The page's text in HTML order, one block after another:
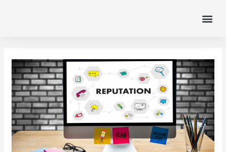
entradas